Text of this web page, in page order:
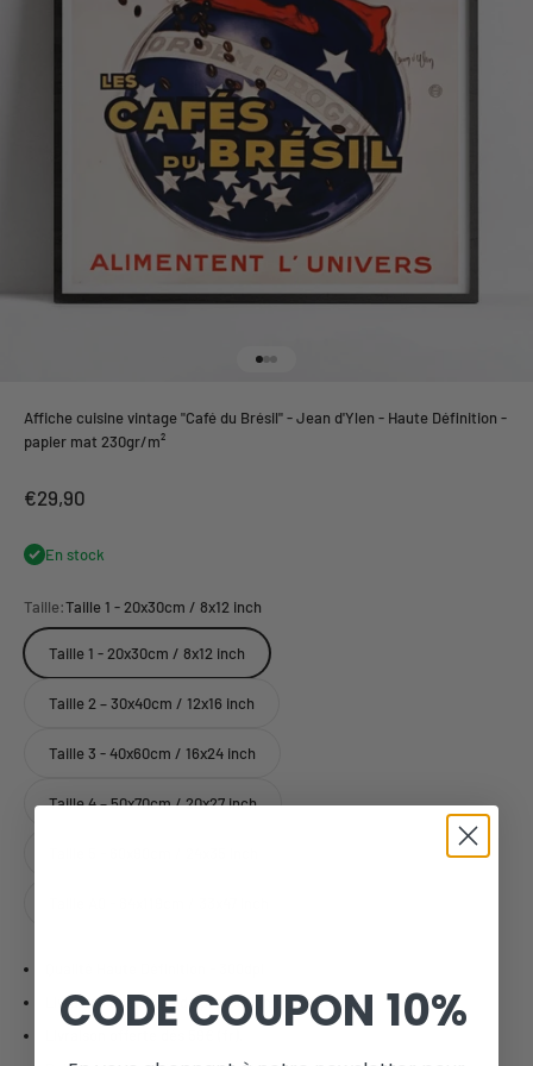
Affiche cuisine vintage "Café du Brésil" - Jean d'Ylen - Haute Définition -
papier mat 230gr/m²
Prix de vente
€29,90
En stock
Taille:Taille 1 - 20x30cm / 8x12 inch
Taille 1 - 20x30cm / 8x12 inch
Taille 2 – 30x40cm / 12x16 inch
Taille 3 - 40x60cm / 16x24 inch
Taille 4 – 50x70cm / 20x27 inch
Livraison avec tube de protection cartonné.
CODE COUPON 10%